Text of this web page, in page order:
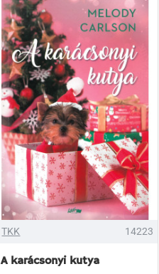
TKK 14223
A karácsonyi kutya